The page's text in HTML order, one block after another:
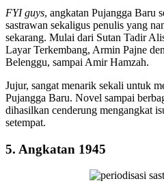
FYI guys, angkatan Pujangga Baru
sastrawan sekaligus penulis yang
sekarang. Mulai dari Sutan Tadir
Layar Terkembang, Armin Pajne
Belenggu, sampai Amir Hamzah.
Jujur, sangat menarik sekali untuk
Pujangga Baru. Novel sampai
dihasilkan cenderung mengangkat
setempat.
5. Angkatan 1945